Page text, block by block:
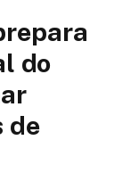
do
de